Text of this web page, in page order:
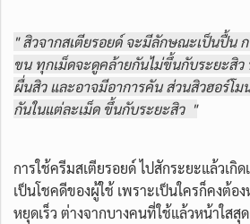
" สิวจากสเตียรอยด์ จะมีลักษณะเป็นปื้น
ขน ทุกเม็ดจะดูคล้ายกันไม่ขึ้นกับระยะสิว
ผื่นสิว และอาจมีอาการคัน ส่วนสิวฮอร์โ
กันในแต่ละเม็ด ขึ้นกับระยะสิว "
การใช้ครีมสเตียรอยด์ ไปสักระยะแล้วเกิ
เป็นโชคดีของผู้ใช้ เพราะเป็นใครก็คงต้อง
หยุดเร็ว ต่างจากบางคนที่ใช้แล้วหน้าใสสุ